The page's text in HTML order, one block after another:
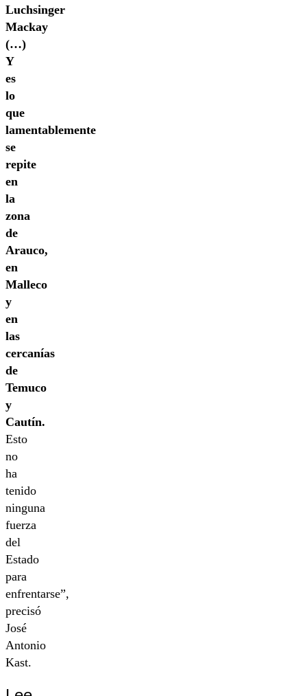
Luchsinger
Mackay
(…)
Y
es
lo
que
lamentablemente
se
repite
en
la
zona
de
Arauco,
en
Malleco
y
en
las
cercanías
de
Temuco
y
Cautín.
Esto
no
ha
tenido
ninguna
fuerza
del
Estado
para
enfrentarse”,
precisó
José
Antonio
Kast.